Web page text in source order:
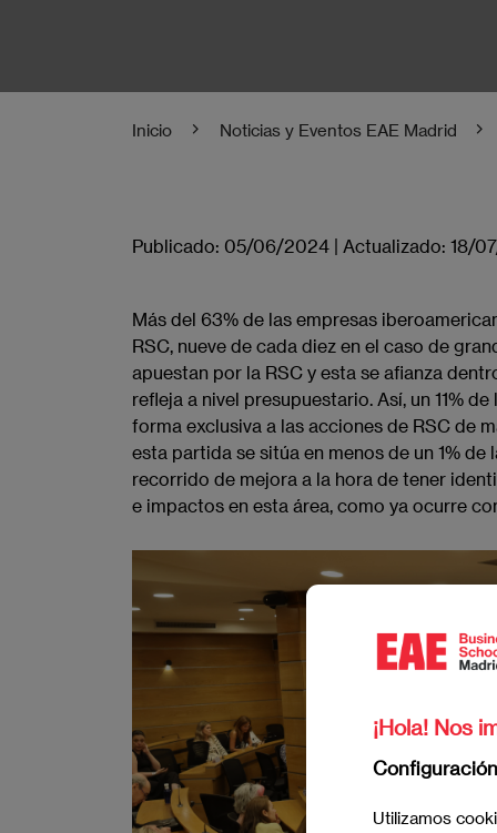
Inicio Noticias y Eventos EAE Madrid
Publicado: 05/06/2024 | Actualizado: 18/
Más del 63% de las empresas
RSC, nueve de cada diez en el caso de
apuestan por la RSC​ y esta se afianza
refleja a nivel presupuestario. Así, un 11%
forma exclusiva ​a las acciones de RSC de
esta partida se sitúa en menos de un 1%
recorrido de mejora a la hora de tener
e impactos en esta área, como ya ocurre
¡Hola! Nos
Utilizamos